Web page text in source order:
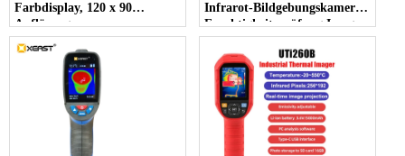
Farbdisplay, 120 x 90
Auflösung,
Wärmebildkamera zur
Erkennung von Lecks in
Rohren und Wänden
Infrarot-Bildgebungskamera-
Feuchtigkeitsprüfung Imager
XE-27